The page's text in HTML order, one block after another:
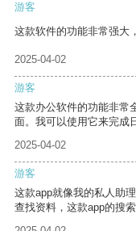
游客
这款软件的功能非常强大
2025-04-02
游客
这款办公软件的功能非常
面。我可以使用它来完成
2025-04-02
游客
这款app就像我的私人助
查找资料，这款app的搜